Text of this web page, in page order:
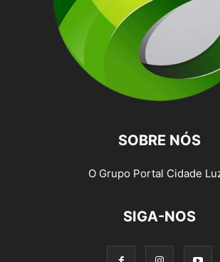
SOBRE NÓS
O Grupo Portal Cidade
SIGA-NOS